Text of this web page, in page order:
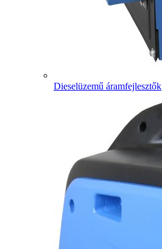
Dieselüzemű áramfejlesztők